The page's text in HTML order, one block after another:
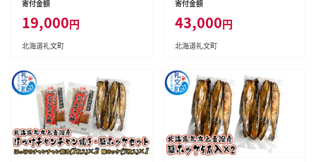
醤油 利尻昆布 香深産 減塩 刺身
和食 】
寄付金額
19,000円
北海道礼文町
し醤油 利尻昆布 香深産 減塩 刺
身 和食 大容量 】
寄付金額
43,000円
北海道礼文町